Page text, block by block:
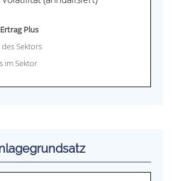
Plus
Sektors
im Sektor